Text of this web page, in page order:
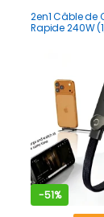
2en1 Câble de
Rapide 240W
Smartphones
-51%